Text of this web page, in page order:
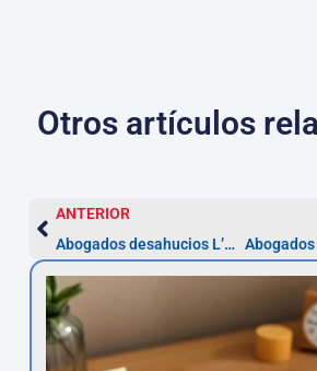
Otros artículos
ANTERIOR
Abogados desahucios L’Hospitalet de Llobregat